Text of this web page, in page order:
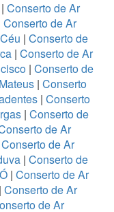
| Conserto de Ar
Conserto de Ar
| Conserto de
| Conserto de Ar
| Conserto de
| Conserto
| Conserto
| Conserto de
de Ar
Conserto de Ar
| Conserto de
| Conserto de Ar
Conserto de Ar
de Ar